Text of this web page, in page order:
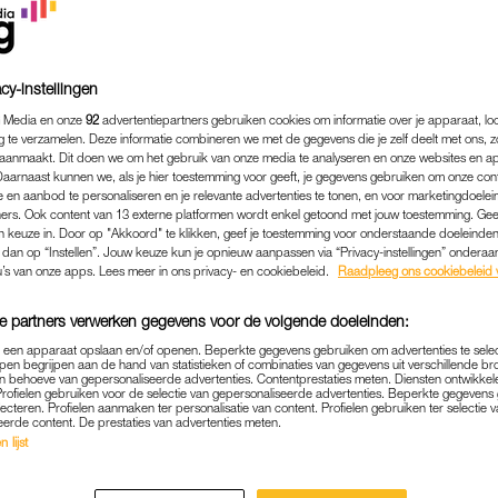
niet geaccepteerd om zoveel verdriet te hebben
ze hoe eenzaam verdriet is als mensen het niet
Lees ook
krijg je geen vrije dag als je huisdier is
en haar teckel Bubbels onafscheidelijk. “Ze
Helaas werd haar hond ziek en kwam ze in september
het begin van dertien maanden rouw. Ze werd door
Een paar gingen mee naar de crematie van de teckel
een herdenkingsbijeenkomst georganiseerd in het
reageerden zo. Een enkele vriend had onbegrip.”
een dier door veel mensen niet wordt begrepen. Ze
een nieuwe”, terwijl we het verdriet om verlies bij een
instellingen
Media en onze 92 advertentiepartners gebruiken cookies om informatie over je apparaat,
te verzamelen. Deze informatie combineren we met de gegevens die je zelf deelt met ons,
Dit doen we om het gebruik van onze media te analyseren en onze websites en
kunnen we, als je hier toestemming voor geeft, je gegevens gebruiken om onze
en aanbod te personaliseren en je relevante advertenties te tonen, en voor
Ook content van 13 externe platformen wordt enkel getoond met jouw toestemming.
keuze in. Door op "Akkoord" te klikken, geef je toestemming voor onderstaande
op “Instellen”. Jouw keuze kun je opnieuw aanpassen via “Privacy-instellingen”
van onze apps. Lees meer in ons privacy- en cookiebeleid.
Raadpleeg ons cookiebeleid
partners verwerken gegevens voor de volgende doeleinden:
een apparaat opslaan en/of openen. Beperkte gegevens gebruiken om advertenties te
begrijpen aan de hand van statistieken of combinaties van gegevens uit verschillende
behoeve van gepersonaliseerde advertenties. Contentprestaties meten. Diensten
gebruiken voor de selectie van gepersonaliseerde advertenties. Beperkte
Profielen aanmaken ter personalisatie van content. Profielen gebruiken ter selectie
content. De prestaties van advertenties meten.
lijst